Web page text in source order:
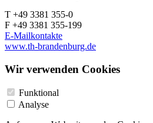
T +49 3381 355-0
F +49 3381 355-199
E-Mailkontakte
www.th-brandenburg.de
Wir verwenden Cookies
Funktional
Analyse